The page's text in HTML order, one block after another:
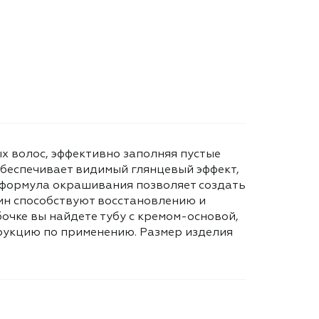
волос, эффективно заполняя пустые
видимый глянцевый эффект,
окрашивания позволяет создать
способствуют восстановлению и
вы найдете тубу с кремом-основой,
по применению. Размер изделия